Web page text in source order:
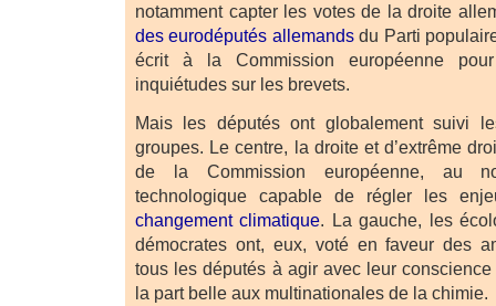
notamment capter les votes de la droite
des eurodéputés allemandsdu Parti
écrit à la Commission européenne
inquiétudes sur les brevets.
Mais les députés ont globalement suivi
groupes. Le centre, la droite et d’extrême
de la Commission européenne, au
technologique capable de régler les
changement climatique. La gauche, les
démocrates ont, eux, voté en faveur des
tous les députés à agir avec leur
la part belle aux multinationales de la chimie.